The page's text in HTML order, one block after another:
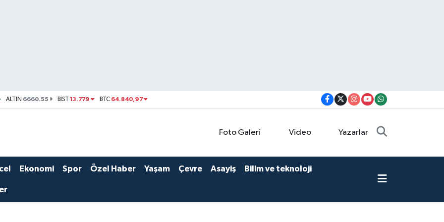
ALTIN 6660.55 BİST13.779 BTC 64.840,97
Foto Galeri Video Yazarlar
Ekonomi Spor Özel Haber Yaşam Çevre Asayiş Bilim ve teknoloji